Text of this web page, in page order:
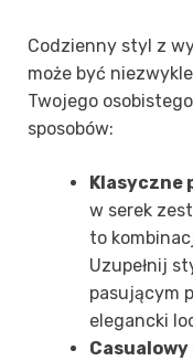
Codzienny styl z
może być
Twojego
sposobów:
Klasyczne
w serek
to
Uzupełnij
pasującym
elegancki